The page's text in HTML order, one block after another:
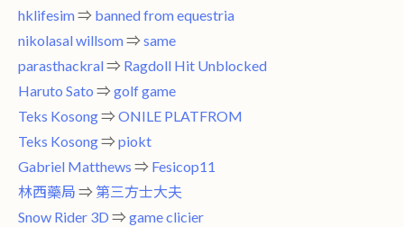
hklifesim⇒ banned from equestria
nikolasal willsom⇒ same
parasthackral⇒ Ragdoll Hit Unblocked
Haruto Sato ⇒ golf game
Teks Kosong⇒ ONILE PLATFROM
Teks Kosong⇒ piokt
Gabriel Matthews ⇒ Fesicop11
林西藥局 ⇒ 第三方士大夫
Snow Rider 3D ⇒ game clicier